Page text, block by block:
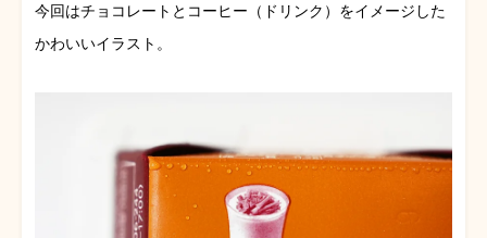
今回はチョコレートとコーヒー（ドリンク）をイメージした
かわいいイラスト。